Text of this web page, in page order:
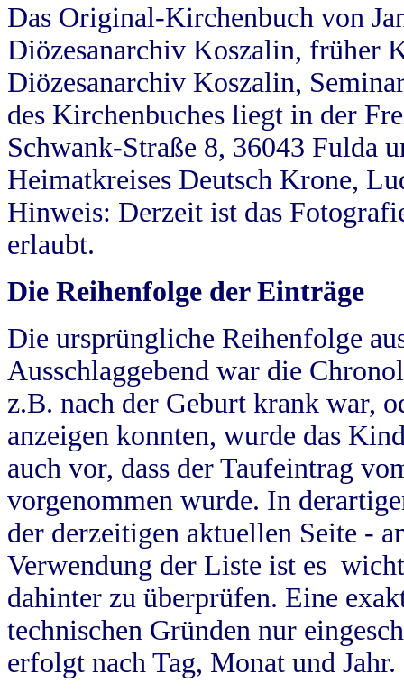
Das Original-Kirchenbuch von
Diözesanarchiv Koszalin, früher
Diözesanarchiv Koszalin,
des Kirchenbuches liegt in der
Schwank-Straße 8, 36043 Fulda
Heimatkreises Deutsch Krone,
Hinweis: Derzeit ist das
erlaubt.
Die Reihenfolge der Einträge
Die ursprüngliche Reihenfolge
Ausschlaggebend war die
z.B. nach der Geburt krank war,
anzeigen konnten, wurde das
auch vor, dass der Taufeintrag
vorgenommen wurde. In
der derzeitigen aktuellen Seite -
Verwendung der Liste ist es
dahinter zu überprüfen. Eine
technischen Gründen nur
erfolgt nach Tag, Monat und Jahr.